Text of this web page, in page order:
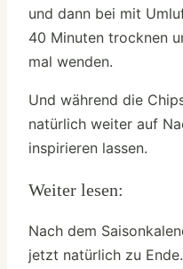
und dann bei mit
40 Minuten trocknen
mal wenden.
Und während die
natürlich weiter auf
inspirieren lassen.
Weiter lesen:
Nach dem
jetzt natürlich zu